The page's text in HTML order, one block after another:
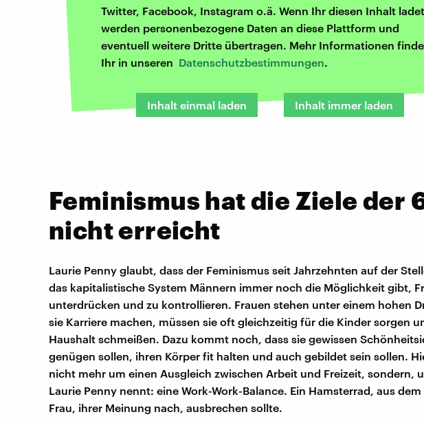
Twitter, Facebook, Instagram o.ä. Wenn Ihr diesen Inhalt
werden personenbezogene Daten an diese Plattform und
eventuell weitere Dritte übertragen. Mehr Informationen
Ihr in unseren Datenschutzbestimmungen.
Inhalt einmal laden Inhalt immer laden
Feminismus hat die Ziele der
nicht erreicht
Laurie Penny glaubt, dass der Feminismus seit Jahrzehnten auf der
das kapitalistische System Männern immer noch die Möglichkeit gibt,
unterdrücken und zu kontrollieren. Frauen stehen unter einem hohen
sie Karriere machen, müssen sie oft gleichzeitig für die Kinder sorgen
Haushalt schmeißen. Dazu kommt noch, dass sie gewissen
genügen sollen, ihren Körper fit halten und auch gebildet sein sollen.
nicht mehr um einen Ausgleich zwischen Arbeit und Freizeit, sondern,
Laurie Penny nennt: eine Work-Work-Balance. Ein Hamsterrad, aus
Frau, ihrer Meinung nach, ausbrechen sollte.